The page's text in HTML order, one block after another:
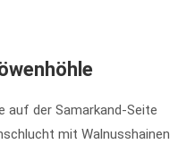
auf der Samarkand-Seite
mit Walnusshainen